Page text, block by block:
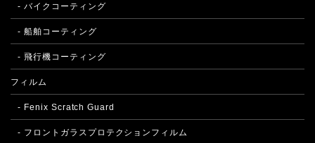
- バイクコーティング
- 船舶コーティング
- 飛行機コーティング
フィルム
- Fenix Scratch Guard
- フロントガラスプロテクションフィルム